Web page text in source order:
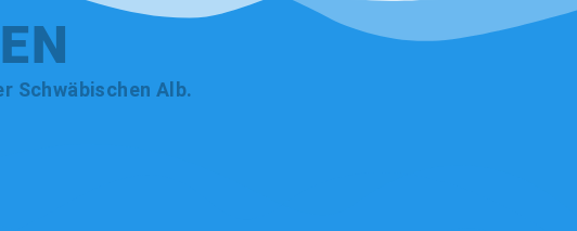
Schwäbischen Alb.